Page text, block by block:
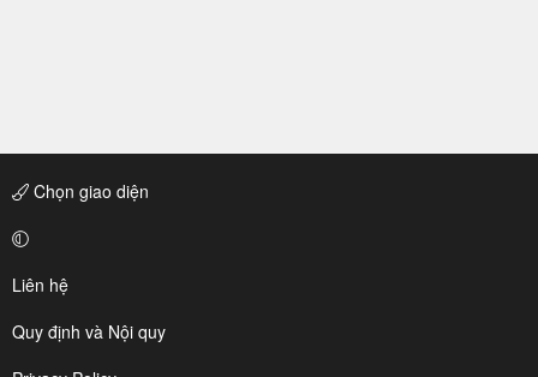
Chọn giao diện
Liên hệ
Quy định và Nội quy